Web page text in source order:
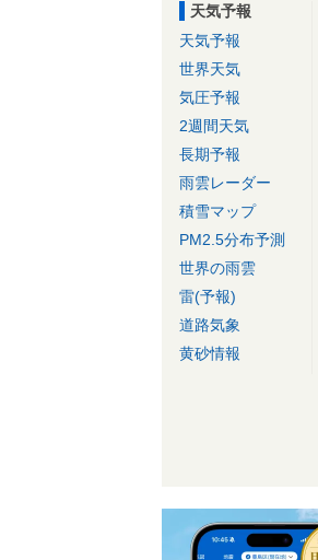
天気予報
天気予報
世界天気
気圧予報
2週間天気
長期予報
雨雲レーダー
積雪マップ
PM2.5分布予測
世界の雨雲
雷(予報)
道路気象
黄砂情報